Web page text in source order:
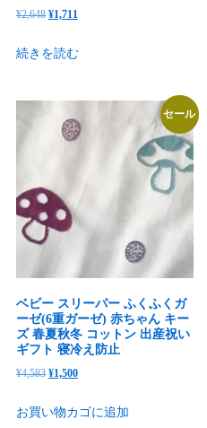
¥2,648 元
価
は
¥2,648
¥1,711
の
格
は
¥1,711
続きを読む
セール
ベビー スリーパー ふくふくガ
ーゼ(6重ガーゼ) 赤ちゃん キー
ズ 春夏秋冬 コットン 出産祝い
ギフト 寝冷え防止
¥4,583 元
価
¥1,500現
の
お買い物カゴに追加